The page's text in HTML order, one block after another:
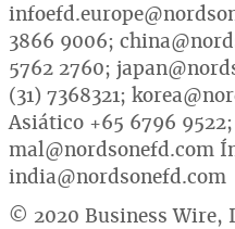
3866 9006;
5762 2760;
(31) 7368321;
Asiático +65 6796
mal@nordsonefd.com
india@nordsonefd.com
© 2020 Business Wire,